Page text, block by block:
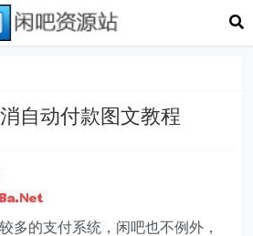
自动付款图文教程
多的支付系统，闲吧也不例外，